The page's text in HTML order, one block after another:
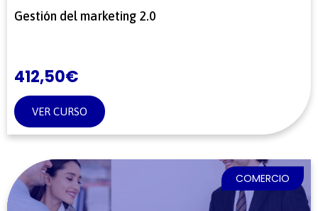
Gestión del marketing 2.0
412,50€
VER CURSO
COMERCIO